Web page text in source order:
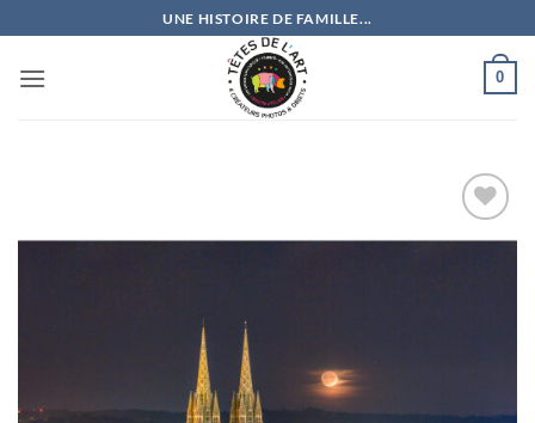
au
contenu
UNE HISTOIRE DE FAMILLE...
0
Ajouter